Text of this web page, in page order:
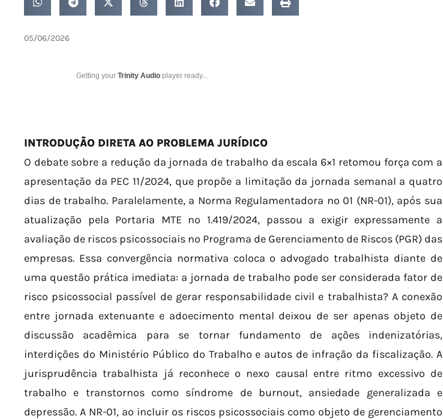
05/06/2026
Getting your Trinity Audio player ready...
INTRODUÇÃO DIRETA AO PROBLEMA JURÍDICO
O debate sobre a redução da jornada de trabalho da escala 6×1 retomou força com a
apresentação da PEC 11/2024, que propõe a limitação da jornada semanal a quatro
dias de trabalho. Paralelamente, a Norma Regulamentadora nº 01 (NR-01), após sua
atualização pela Portaria MTE nº 1.419/2024, passou a exigir expressamente a
avaliação de riscos psicossociais no Programa de Gerenciamento de Riscos (PGR) das
empresas. Essa convergência normativa coloca o advogado trabalhista diante de
uma questão prática imediata: a jornada de trabalho pode ser considerada fator de
risco psicossocial passível de gerar responsabilidade civil e trabalhista? A conexão
entre jornada extenuante e adoecimento mental deixou de ser apenas objeto de
discussão acadêmica para se tornar fundamento de ações indenizatórias,
interdições do Ministério Público do Trabalho e autos de infração da fiscalização. A
jurisprudência trabalhista já reconhece o nexo causal entre ritmo excessivo de
trabalho e transtornos como síndrome de burnout, ansiedade generalizada e
depressão. A NR-01, ao incluir os riscos psicossociais como objeto de gerenciamento